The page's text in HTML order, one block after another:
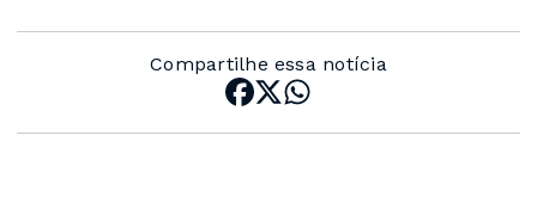
Compartilhe essa notícia